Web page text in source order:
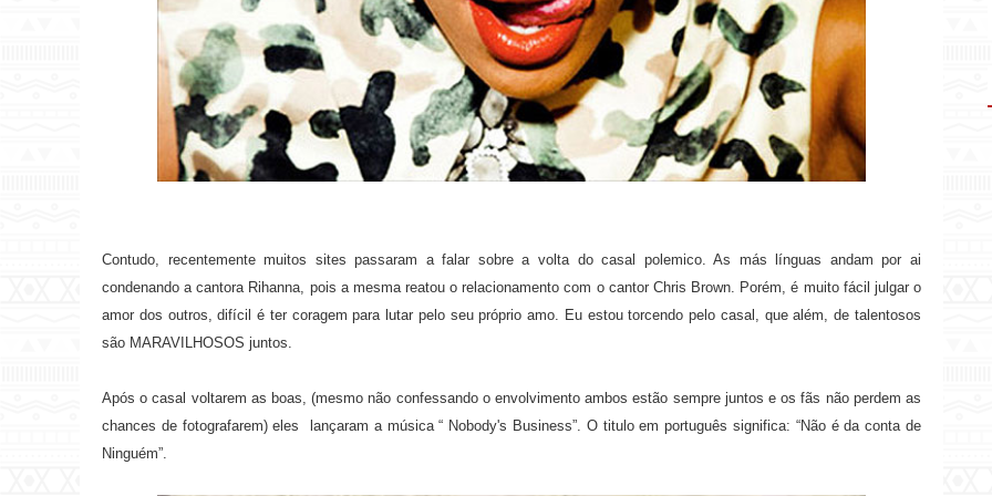
Contudo, recentemente muitos sites passaram a falar sobre a volta do casal polemico. As más línguas andam por ai
condenando a cantora Rihanna, pois a mesma reatou o relacionamento com o cantor Chris Brown. Porém, é muito fácil julgar o
amor dos outros, difícil é ter coragem para lutar pelo seu próprio amo. Eu estou torcendo pelo casal, que além, de talentosos
são MARAVILHOSOS juntos.
Após o casal voltarem as boas, (mesmo não confessando o envolvimento ambos estão sempre juntos e os fãs não perdem as
chances de fotografarem) eles lançaram a música “ Nobody's Business”. O titulo em português significa: “Não é da conta de
Ninguém”.